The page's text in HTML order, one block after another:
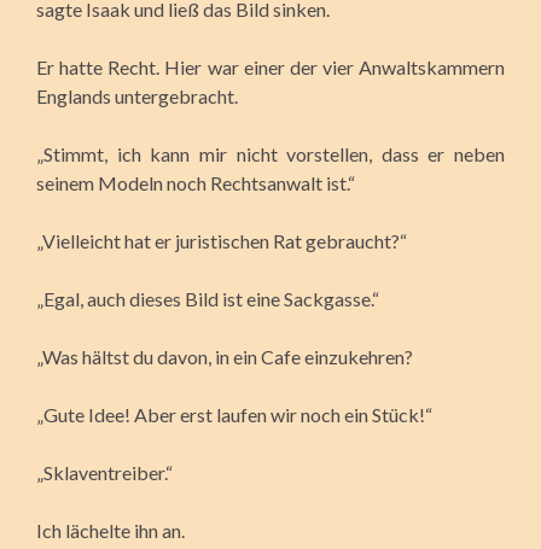
sagte Isaak und ließ das Bild sinken.
Er hatte Recht. Hier war einer der vier Anwaltskammern
Englands untergebracht.
„Stimmt, ich kann mir nicht vorstellen, dass er neben
seinem Modeln noch Rechtsanwalt ist.“
„Vielleicht hat er juristischen Rat gebraucht?“
„Egal, auch dieses Bild ist eine Sackgasse.“
„Was hältst du davon, in ein Cafe einzukehren?
„Gute Idee! Aber erst laufen wir noch ein Stück!“
„Sklaventreiber.“
Ich lächelte ihn an.